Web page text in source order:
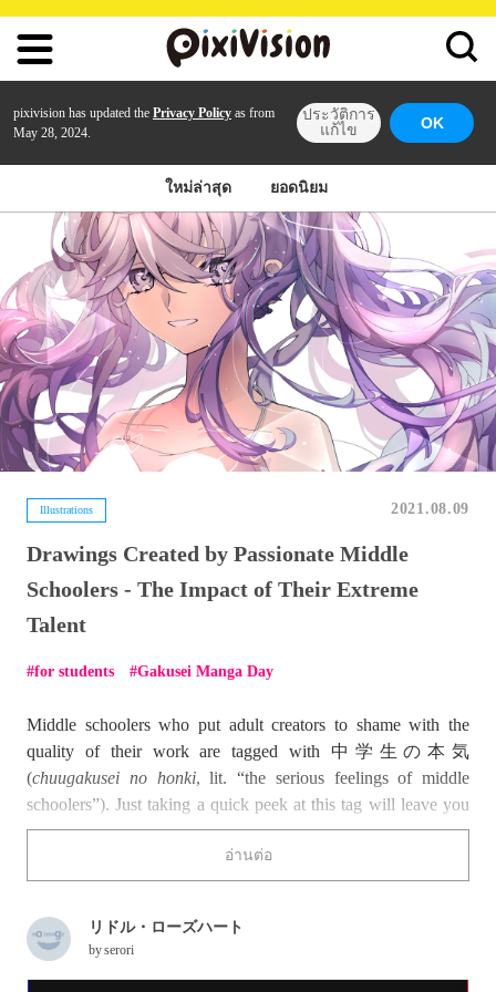
pixivision has updated the Privacy Policy as from
May 28, 2024.
ประวัติการ
แก้ไข
OK
ใหม่ล่าสุด ยอดนิยม
Illustrations 2021.08.09
Drawings Created by Passionate Middle
Schoolers - The Impact of Their Extreme
Talent
for students Gakusei Manga Day
Middle schoolers who put adult creators to shame with the
quality of their work are tagged with 中学生の本気
(chuugakusei no honki, lit. “the serious feelings of middle
schoolers”). Just taking a quick peek at this tag will leave you
down right shocked at their skill level.
Do any of the works stand out below? Can you believe they
อ่านต่อ
リドル・ローズハート
byserori